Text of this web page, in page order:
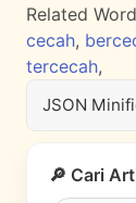
Related
cecah,
tercecah,
JSON
🔎 Cari